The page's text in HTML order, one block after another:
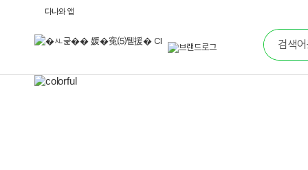
통
합
검
색
다나와 앱